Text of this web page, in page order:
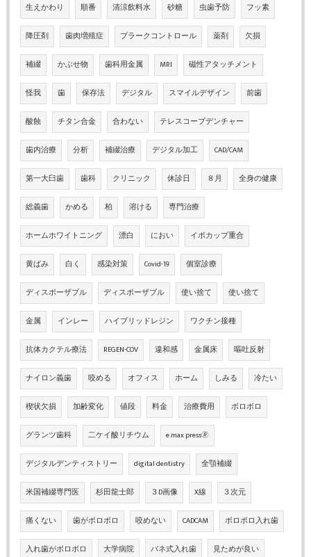
生えかわり 順番 清涼飲料水 砂糖 虫歯予防 フッ素
降圧剤 歯肉増殖症 プラークコントロール 薬剤 欠損
補綴 かぶせ物 歯科用金属 MRI 磁性アタッチメント
怪我 歯 保存法 デジタル スマイルデザイン 前歯
酸蝕 チタン合金 合わない テレスコープデンチャー
歯内治療 分析 補綴治療 デジタル加工 CAD/CAM
第一大臼歯 歯科 クリニック 休診日 ８月 全身の健康
総義歯 かめる 柏 溶ける 専門治療
ホームホワイトニング 漂白 におい イボカップ重合
黄ばみ 白く 感染対策 Covid-19 個室診療
ディスポーザブル ディスポーザブル 使い捨て 使い捨て
金属 インレー ハイブリッドレジン ワクチン接種
抗体カクテル療法 REGEN-COV 違和感 金属床 嘔吐反射
ナイロン義歯 咬める オフィス ホーム しみる 冷たい
楔状欠損 加齢変化 値段 料金 治療費用 ボロボロ
グランツ歯科 二ケイ酸リチウム e.max press🄬
デジタルデンティストリー digital dentistry 全顎補綴
米国補綴専門医 杉田龍士郎 ３D画像 X線 ３次元
痛くない 歯がボロボロ 咬めない CADCAM ボロボロ入れ歯
入れ歯がボロボロ 大学病院 バネ式入れ歯 見ためが良い